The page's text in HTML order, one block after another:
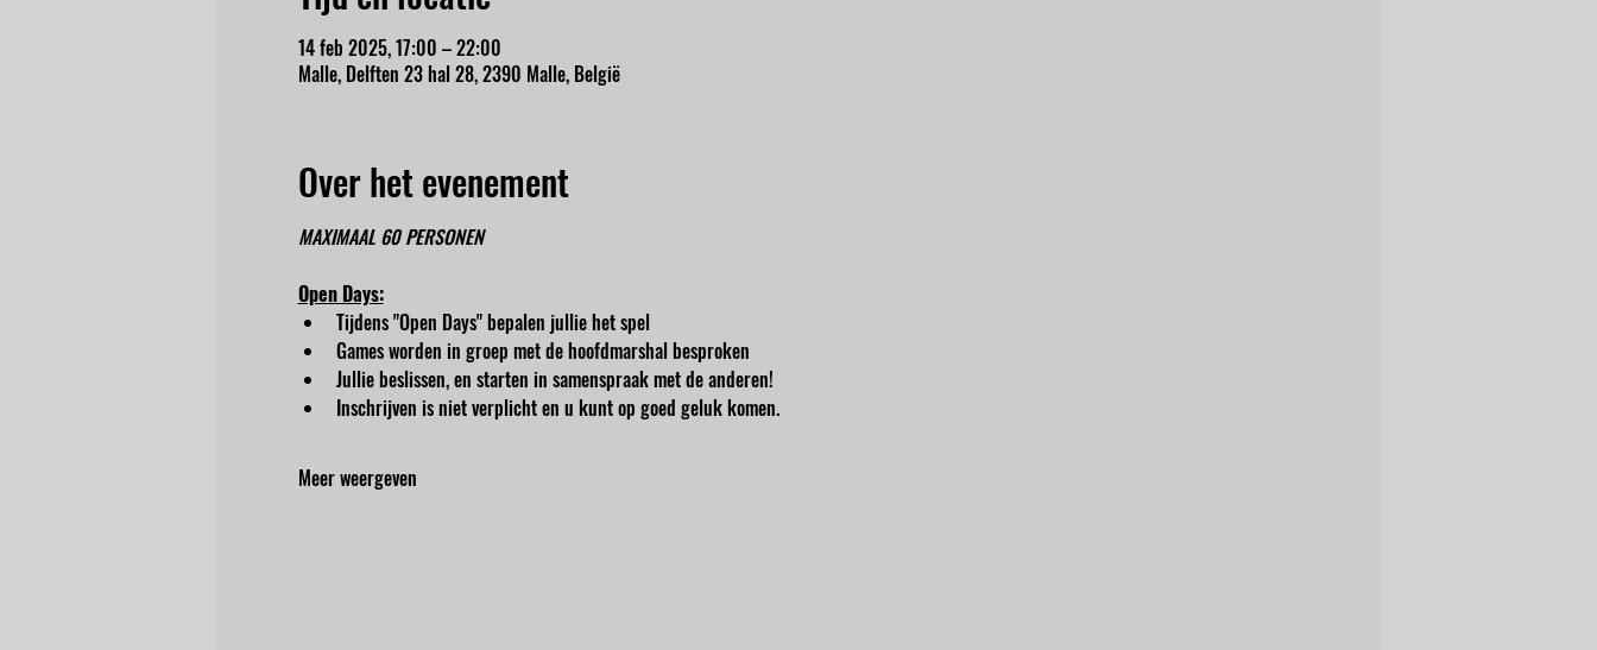
14 feb 2025, 17:00 – 22:00
Malle, Delften 23 hal 28, 2390 Malle, België
Over het evenement
MAXIMAAL 60 PERSONEN
Open Days:
Tijdens "Open Days" bepalen jullie het spel
Games worden in groep met de hoofdmarshal besproken
Jullie beslissen, en starten in samenspraak met de anderen!
Inschrijven is niet verplicht en u kunt op goed geluk komen.
Meer weergeven